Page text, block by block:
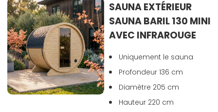
SAUNA EXTÉRIEUR
SAUNA BARIL 130 MINI
AVEC INFRAROUGE
Uniquement le sauna
Profondeur 136 cm
Diamètre 205 cm
Hauteur 220 cm